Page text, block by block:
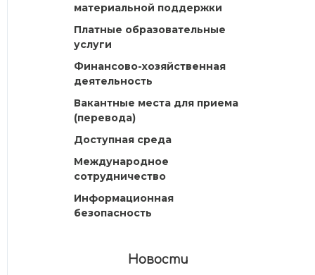
материальной поддержки
Платные образовательные
услуги
Финансово-хозяйственная
деятельность
Вакантные места для приема
(перевода)
Доступная среда
Международное
сотрудничество
Информационная
безопасность
Новости